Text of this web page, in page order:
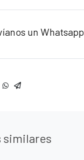
un Whatsapp
similares